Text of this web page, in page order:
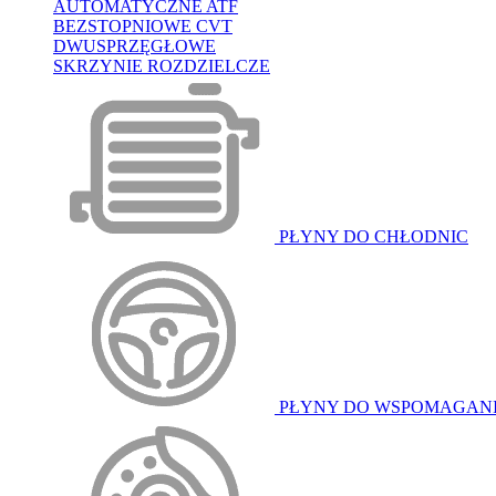
AUTOMATYCZNE ATF
BEZSTOPNIOWE CVT
DWUSPRZĘGŁOWE
SKRZYNIE ROZDZIELCZE
PŁYNY DO CHŁODNIC
PŁYNY DO